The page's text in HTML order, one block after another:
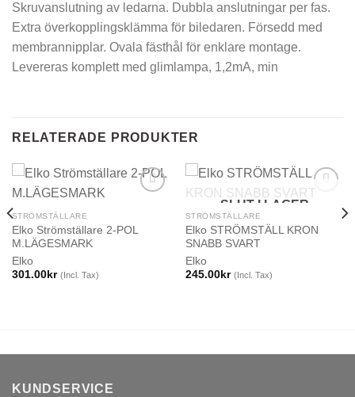
Skruvanslutning av ledarna. Dubbla anslutningar per fas.
Extra överkopplingsklämma för biledaren. Försedd med
membrannipplar. Ovala fästhål för enklare montage.
Levereras komplett med glimlampa, 1,2mA, min
RELATERADE PRODUKTER
STRÖMSTÄLLARE
Elko Strömställare 2-POL
M.LÄGESMARK
Elko
301.00kr (Incl. Tax)
SLUT I LAGER
STRÖMSTÄLLARE
Elko STRÖMSTÄLL KRON
SNABB SVART
Elko
245.00kr (Incl. Tax)
KUNDSERVICE